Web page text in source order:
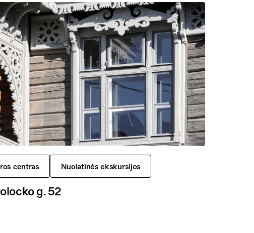
centras Nuolatinės ekskursijos
g. 52